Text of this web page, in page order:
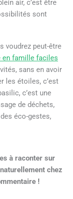
air, c’est être
sont
voudrez peut-être
en famille faciles
sans en avoir
les étoiles, c’est
c’est une
de déchets,
éco-gestes,
à raconter sur
chez
!